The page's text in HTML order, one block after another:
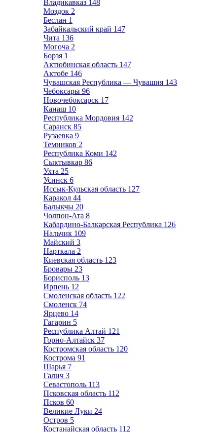
Владикавказ 148
Моздок 2
Беслан 1
Забайкальский край 147
Чита 136
Могоча 2
Борзя 1
Актюбинская область 147
Актобе 146
Чувашская Республика — Чувашия 143
Чебоксары 96
Новочебоксарск 17
Канаш 10
Республика Мордовия 142
Саранск 85
Рузаевка 9
Темников 2
Республика Коми 142
Сыктывкар 86
Ухта 25
Усинск 6
Иссык-Кульская область 127
Каракол 44
Балыкчы 20
Чолпон-Ата 8
Кабардино-Балкарская Республика 126
Нальчик 109
Майский 3
Нарткала 2
Киевская область 123
Бровары 23
Борисполь 13
Ирпень 12
Смоленская область 122
Смоленск 74
Ярцево 14
Гагарин 5
Республика Алтай 121
Горно-Алтайск 37
Костромская область 120
Кострома 91
Шарья 7
Галич 3
Севастополь 113
Псковская область 112
Псков 60
Великие Луки 24
Остров 5
Костанайская область 112